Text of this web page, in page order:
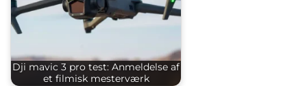
Dji mavic 3 pro test: Anmeldelse af
et filmisk mesterværk